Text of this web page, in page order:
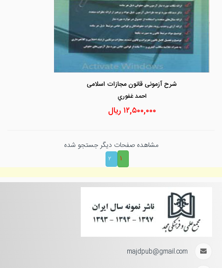
شرح آزمونی قانون مجازات اسلامی
احمد غفوري
۱۲,۵۰۰,۰۰۰ ریال
مشاهده صفحات دیگر جستجو شده
۱
۲
majdpub@gmail.com